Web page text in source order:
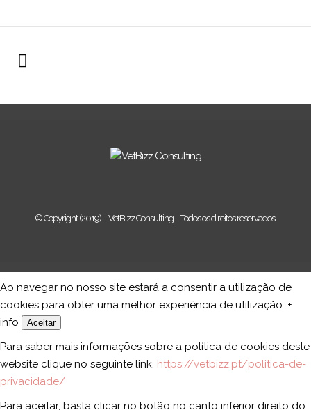
© Copyright (2019) – VetBizz Consulting – Todos os direitos reservados.
Ao navegar no nosso site estará a consentir a utilização de
cookies para obter uma melhor experiência de utilização. +
info
Aceitar
Para saber mais informações sobre a política de cookies deste
website clique no seguinte link. https://vetbizz.pt/politica-de-
privacidade/
Para aceitar, basta clicar no botão no canto inferior direito do